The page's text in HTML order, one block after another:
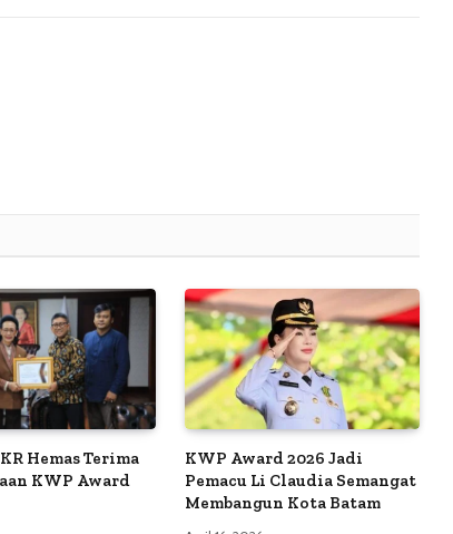
Hemas Terima
KWP Award
KWP Award 2026 Jadi
Pemacu Li Claudia Semangat
Membangun Kota Batam